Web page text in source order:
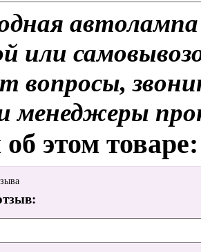
или
вопросы,
менеджеры
этом товаре: